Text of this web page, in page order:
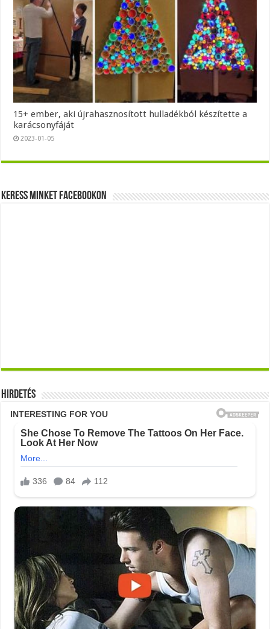
15+ ember, aki újrahasznosított hulladékból készítette a
karácsonyfáját
2023-01-05
Keress minket Facebookon
Hirdetés